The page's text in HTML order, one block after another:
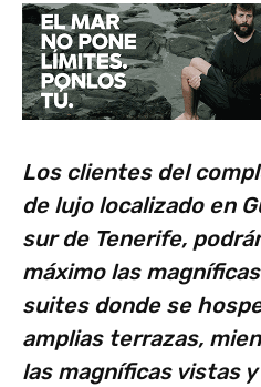
Los clientes del
de lujo localizado en
sur de Tenerife,
máximo las
suites donde se
amplias terrazas,
las magníficas vistas